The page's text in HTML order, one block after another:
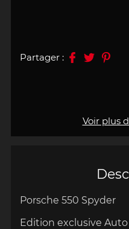
Porsche 550 Spyder
Edition exclusive Auto
Voir plus
Partager :